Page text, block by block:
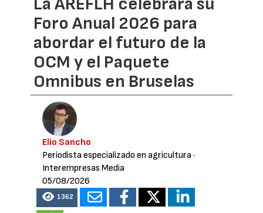
La AREFLH celebrará su
Foro Anual 2026 para
abordar el futuro de la
OCM y el Paquete
Omnibus en Bruselas
Elio Sancho
Periodista especializado en agricultura·
Interempresas Media
05/08/2026
1362